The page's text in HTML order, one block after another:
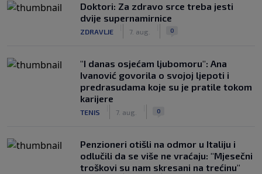
Doktori: Za zdravo srce treba jesti
dvije supernamirnice
ZDRAVLJE 7. aug. 0
"I danas osjećam ljubomoru": Ana
Ivanović govorila o svojoj ljepoti i
predrasudama koje su je pratile tokom
karijere
TENIS 7. aug. 0
Penzioneri otišli na odmor u Italiju i
odlučili da se više ne vraćaju: "Mjesečni
troškovi su nam skresani na trećinu"